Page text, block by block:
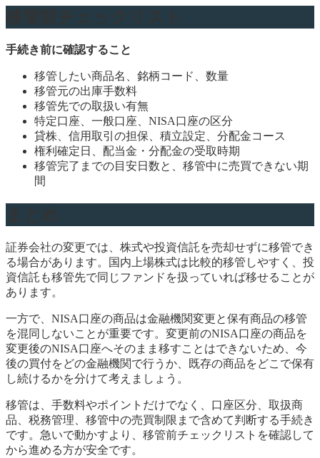
手続き前に確認すること
移管したい商品名、銘柄コード、数量
移管元の出庫手数料
移管先での取扱い有無
特定口座、一般口座、NISA口座の区分
貸株、信用取引の担保、積立設定、分配金コース
権利確定日、配当金・分配金の受取時期
移管完了までの目安日数と、移管中に売買できない期
間
証券会社の変更では、株式や投資信託を売却せずに移管でき
る場合があります。国内上場株式は比較的移管しやすく、投
資信託も移管先で同じファンドを扱っていれば移せることが
あります。
一方で、NISA口座の商品は金融機関変更と保有商品の移管
を混同しないことが重要です。変更前のNISA口座の商品を
変更後のNISA口座へそのまま移すことはできないため、今
後の買付をどの金融機関で行うか、既存の商品をどこで保有
し続けるかを分けて考えましょう。
移管は、手数料やポイントだけでなく、口座区分、取扱商
品、税務管理、移管中の売買制限まで含めて判断する手続き
です。急いで動かすより、移管前チェックリストを確認して
から進める方が安全です。